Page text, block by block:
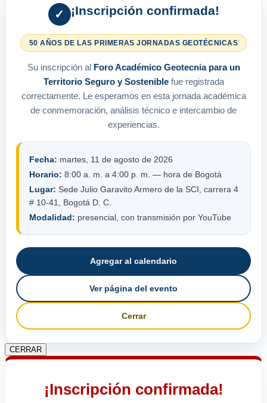
✓ ¡Inscripción confirmada!
50 AÑOS DE LAS PRIMERAS JORNADAS GEOTÉCNICAS
Su inscripción al Foro Académico Geotecnia para un
Territorio Seguro y Sosteniblefue registrada
correctamente. Le esperamos en esta jornada académica
de conmemoración, análisis técnico e intercambio de
experiencias.
Fecha: martes, 11 de agosto de 2026
Horario: 8:00 a. m. a 4:00 p. m. — hora de Bogotá
Lugar: Sede Julio Garavito Armero de la SCI, carrera 4
# 10-41, Bogotá D. C.
Modalidad: presencial, con transmisión por YouTube
Agregar al calendario
Ver página del evento
Cerrar
CERRAR
¡Inscripción confirmada!